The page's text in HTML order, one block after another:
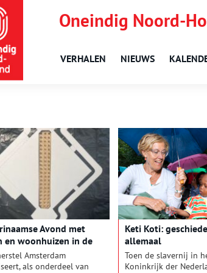
Oneindig Noord-
VERHALEN NIEUWS
Avond met
en woonhuizen in de
Amsterdam
als onderdeel van
Keti Koti:
allemaal
Toen de slavernij in
Koninkrijk der